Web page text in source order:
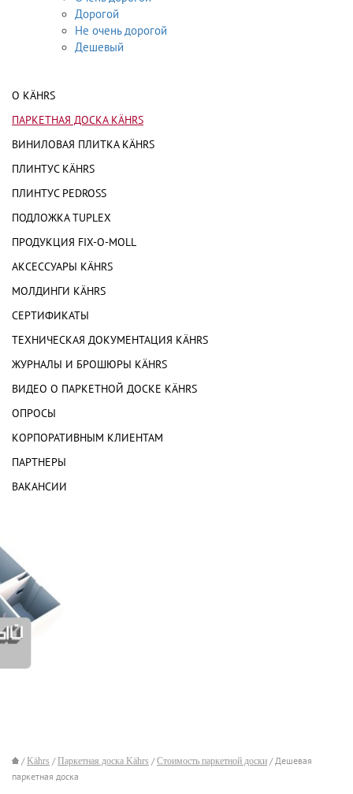
Дорогой
Не очень дорогой
Дешевый
О KÄHRS
ПАРКЕТНАЯ ДОСКА KÄHRS
ВИНИЛОВАЯ ПЛИТКА KÄHRS
ПЛИНТУС KÄHRS
ПЛИНТУС PEDROSS
ПОДЛОЖКА TUPLEX
ПРОДУКЦИЯ FIX-O-MOLL
АКСЕССУАРЫ KÄHRS
МОЛДИНГИ KÄHRS
СЕРТИФИКАТЫ
ТЕХНИЧЕСКАЯ ДОКУМЕНТАЦИЯ KÄHRS
ЖУРНАЛЫ И БРОШЮРЫ KÄHRS
ВИДЕО О ПАРКЕТНОЙ ДОСКЕ KÄHRS
ОПРОСЫ
КОРПОРАТИВНЫМ КЛИЕНТАМ
ПАРТНЕРЫ
ВАКАНСИИ
/Kährs /Паркетная доска Kährs /Стоимость паркетной доски / Дешевая
паркетная доска